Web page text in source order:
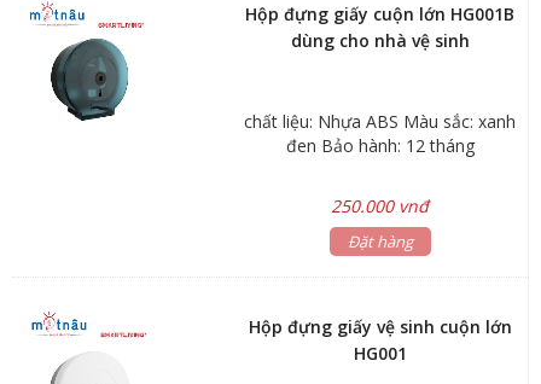
Hộp đựng giấy cuộn lớn HG001B
dùng cho nhà vệ sinh
chất liệu: Nhựa ABS Màu sắc: xanh
đen Bảo hành: 12 tháng
250.000 vnđ
Đặt hàng
Hộp đựng giấy vệ sinh cuộn lớn
HG001